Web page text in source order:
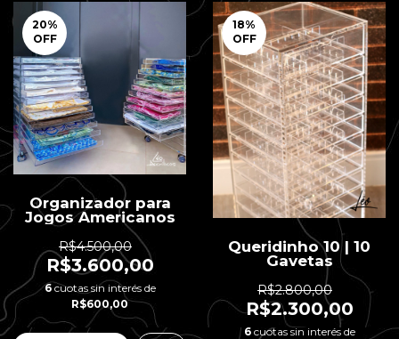
20%
OFF
Organizador para
Jogos Americanos
R$4.500,00
R$3.600,00
6cuotas sin interés de
R$600,00
18%
OFF
Queridinho 10 | 10
Gavetas
R$2.800,00
R$2.300,00
6cuotas sin interés de